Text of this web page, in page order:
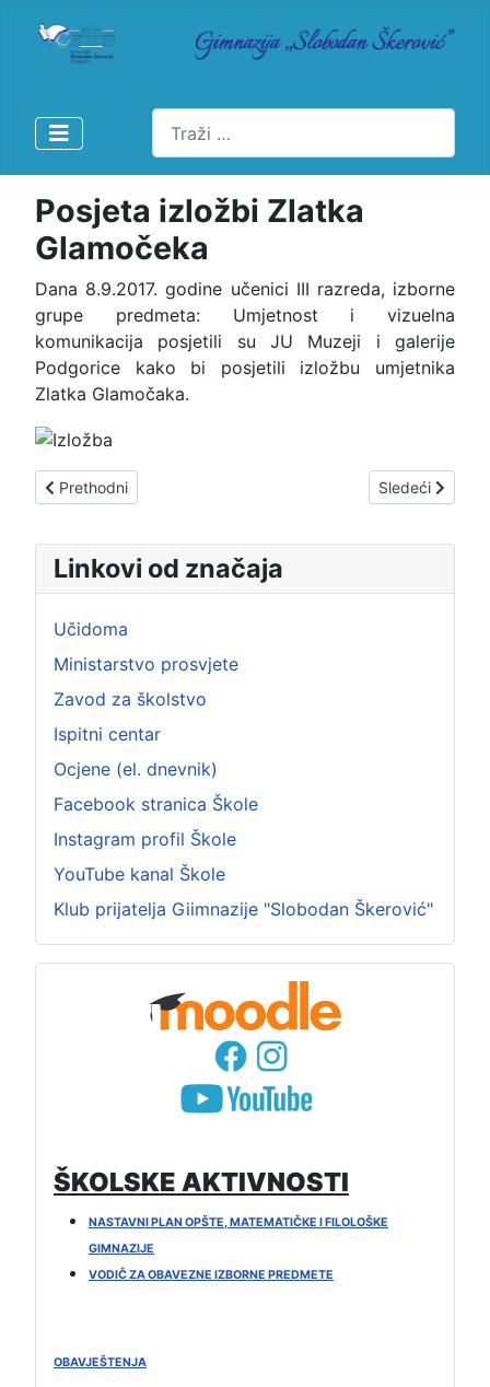
Pretraži
Posjeta izložbi Zlatka
Glamočeka
Dana 8.9.2017. godine učenici III razreda, izborne
grupe predmeta: Umjetnost i vizuelna
komunikacija posjetili su JU Muzeji i galerije
Podgorice kako bi posjetili izložbu umjetnika
Zlatka Glamočaka.
Prethodni članak: Gimnazijski bend nastupa u Beogradu
Prethodni Sledeći članak:
Sledeći
Linkovi od značaja
Učidoma
Ministarstvo prosvjete
Zavod za školstvo
Ispitni centar
Ocjene (el. dnevnik)
Facebook stranica Škole
Instagram profil Škole
YouTube kanal Škole
Klub prijatelja Giimnazije "Slobodan Škerović"
ŠKOLSKE AKTIVNOSTI
NASTAVNI PLAN OPŠTE, MATEMATIČKE I FILOLOŠKE
GIMNAZIJE
VODIČ ZA OBAVEZNE IZBORNE PREDMETE
OBAVJEŠTENJA